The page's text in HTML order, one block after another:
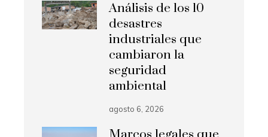
Análisis de los 10
desastres
industriales que
cambiaron la
seguridad
ambiental
agosto 6, 2026